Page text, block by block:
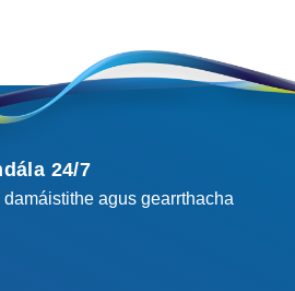
24/7
damáistithe agus gearrthacha